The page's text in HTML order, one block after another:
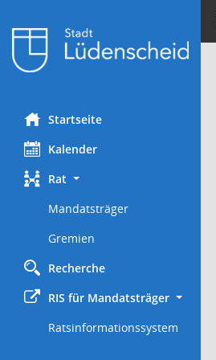
Startseite
Kalender
Rat
Mandatsträger
Gremien
Recherche
RIS für Mandatsträger
Ratsinformationssystem